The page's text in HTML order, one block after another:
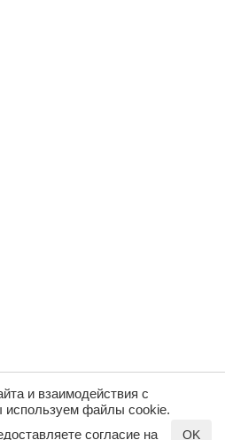
и взаимодействия с
используем файлы cookie.
согласие на
OK